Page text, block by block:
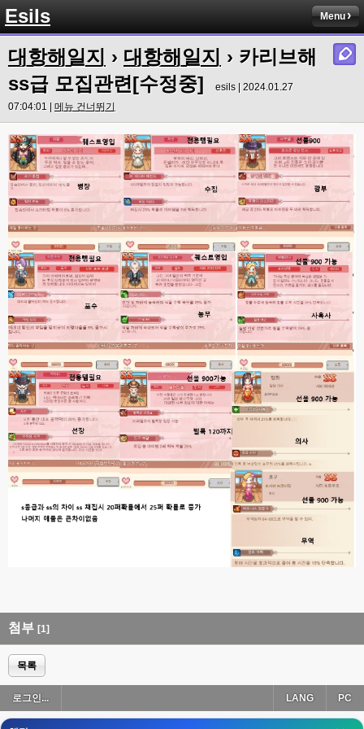
Esils Menu
대항해일지 › 대항해일지 › 카리브해
ss급 모집관련[수정중]
esils | 2024.01.27
07:04:01 | 메뉴 건너뛰기
첨부 [1]
목록
로그인... PC
LANG
ㅋ
esils 00:14
그렇다고 코어랑 모듈 전부 마개조해버릴려니 난중 또 공식버전 올라오면 답
없을꺼같아서 ;;
esils
고게임77 00:15
오 정상 이네요!
ㅇ
esils 00:16
채팅치믄 바로 반영 정상 ㅋ
고게임77 00:17
접속자는 ip당 1명인가 보네요. 다른 브로우저로 접속해도 3명인거보면
esils
음
esils 00:18
폰으로 접속해보니 3이 되는데
esils
나가도 3이네 하핫 ...
고게임77
ㅋㅋㅋㅋㅋㅋㅋㅋ
esils 00:19
이게 db 접속자수로 잡는형태로 해서 그런가 ;;
00:19
아 이제 2로 돌아왔군요
esils 00:19
다 펼쳐두면 너무길어서 ..
esils 00:19
모바일로 보는데도 좀 불편하더라구요